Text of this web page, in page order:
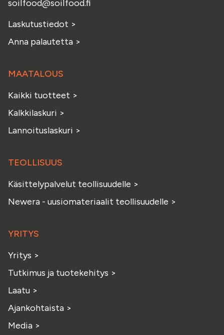
soilfood@soilfood.fi
Laskutustiedot >
Anna palautetta >
MAATALOUS
Kaikki tuotteet >
Kalkkilaskuri >
Lannoituslaskuri >
TEOLLISUUS
Käsittelypalvelut teollisuudelle >
Newera - uusiomateriaalit teollisuudelle >
YRITYS
Yritys >
Tutkimus ja tuotekehitys >
Laatu >
Ajankohtaista >
Media >